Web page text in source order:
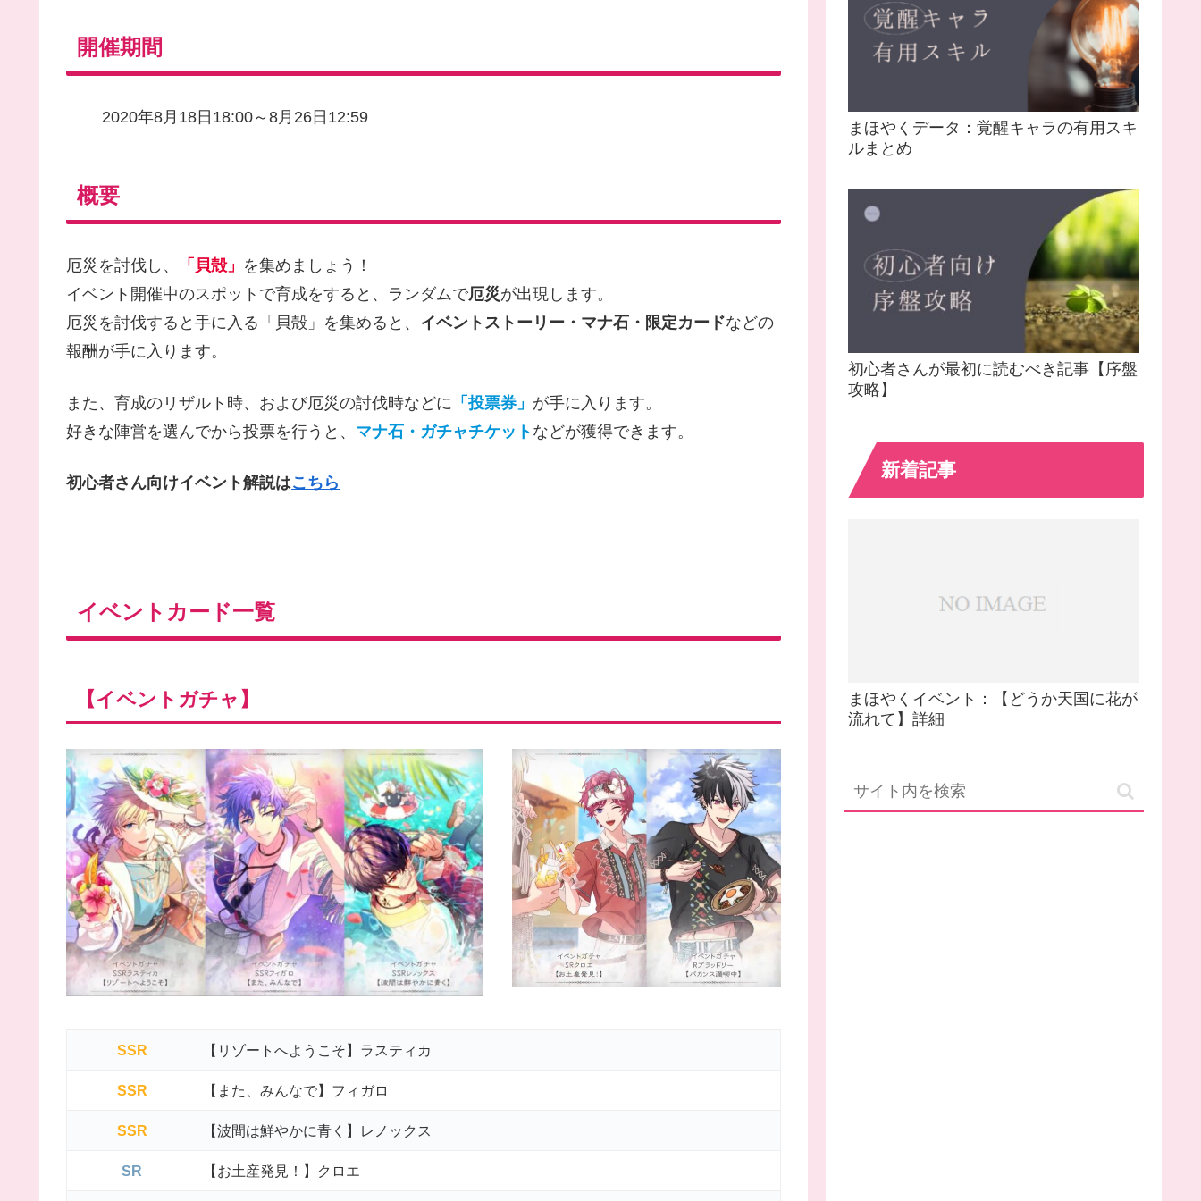
開催期間
2020年8月18日18:00～8月26日12:59
概要
厄災を討伐し、 「貝殻」 を集めましょう！
イベント開催中のスポットで育成をすると、ランダムで厄災が出現します。
厄災を討伐すると手に入る「貝殻」を集めると、 イベントストーリー・マナ石・限定カードなどの
報酬が手に入ります。
また、育成のリザルト時、および厄災の討伐時などに 「投票券」 が手に入ります。
好きな陣営を選んでから投票を行うと、 マナ石・ガチャチケット などが獲得できます。
初心者さん向けイベント解説はこちら
イベントカード一覧
【イベントガチャ】
SSR 【リゾートへようこそ】ラスティカ
SSR 【また、みんなで】フィガロ
SSR 【波間は鮮やかに青く】レノックス
SR 【お土産発見！】クロエ
まほやくデータ：覚醒キャラの有用スキ
ルまとめ
初心者さんが最初に読むべき記事【序盤
攻略】
新着記事
まほやくイベント：【どうか天国に花が
流れて】詳細